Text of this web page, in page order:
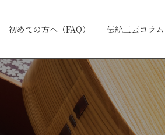
初めての方へ（FAQ） 伝統工芸コラム